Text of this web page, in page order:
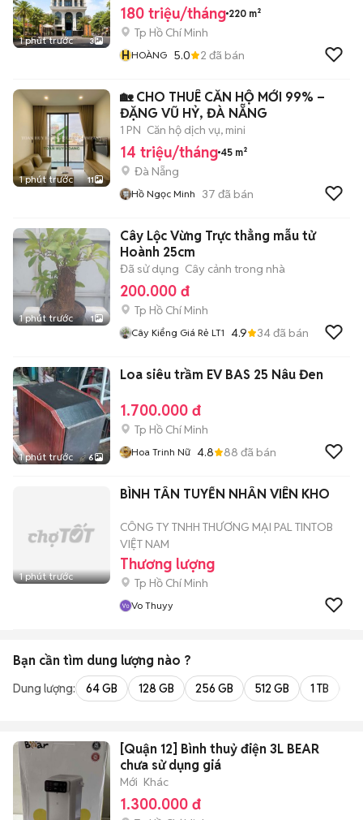
1 phút trước 3
180 triệu/tháng 220 m²
Tp Hồ Chí Minh
HHOÀNG 5.0 2 đã bán
1 phút trước 11
🏡 CHO THUÊ CĂN HỘ MỚI 99% –
ĐẶNG VŨ HỶ, ĐÀ NẴNG
1 PN Căn hộ dịch vụ, mini
14 triệu/tháng 45 m²
Đà Nẵng
Hồ Ngọc Minh 37 đã bán
1 phút trước 1
Cây Lộc Vừng Trực thẳng mẫu tử
Hoành 25cm
Đã sử dụng Cây cảnh trong nhà
200.000 đ
Tp Hồ Chí Minh
Cây Kiểng Giá Rẻ LT1 4.9 34đã bán
1 phút trước 6
Loa siêu trầm EV BAS 25 Nâu Đen
1.700.000 đ
Tp Hồ Chí Minh
Hoa Trinh Nữ 4.8 88 đã bán
1 phút trước
BÌNH TÂN TUYỂN NHÂN VIÊN KHO
CÔNG TY TNHH THƯƠNG MẠI PAL TINTOB
VIỆT NAM
Thương lượng
Tp Hồ Chí Minh
Vo Thuyy
Bạn cần tìm dung lượng nào ?
Dung lượng: 64 GB 128 GB 256 GB 512 GB 1 TB
[Quận 12] Bình thuỷ điện 3L BEAR
chưa sử dụng giá
Mới Khác
1.300.000 đ